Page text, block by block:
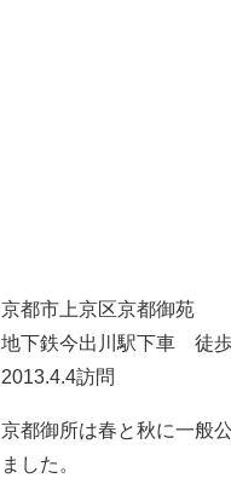
京都市上京区京都御苑
地下鉄今出川駅下車 徒
2013.4.4訪問
京都御所は春と秋に一般
ました。